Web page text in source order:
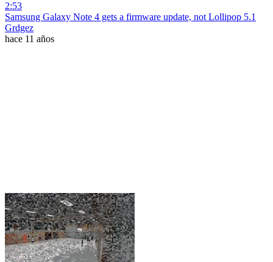
2:53
Samsung Galaxy Note 4 gets a firmware update, not Lollipop 5.1
Grdgez
hace 11 años